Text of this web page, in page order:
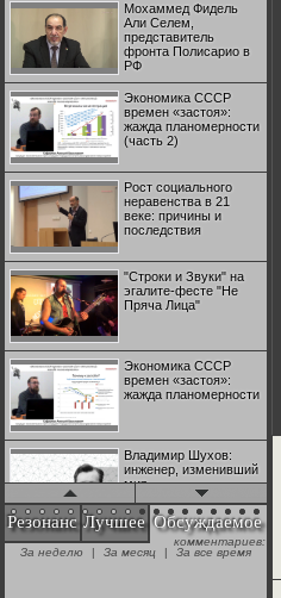
Мохаммед Фидель
Али Селем,
представитель
фронта Полисарио в
РФ
Экономика СССР
времен «застоя»:
жажда планомерности
(часть 2)
Рост социального
неравенства в 21
веке: причины и
последствия
"Строки и Звуки" на
эгалите-фесте "Не
Пряча Лица"
Экономика СССР
времен «застоя»:
жажда планомерности
Владимир Шухов:
инженер, изменивший
мир
"Аркадий Коц" на
эгалите-фесте "Не
Резонанс Лучшее Обсуждаемое
комментариев:
За неделю
| За месяц | За все время